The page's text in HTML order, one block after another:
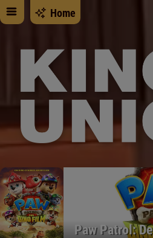
Home
Paw Patrol: